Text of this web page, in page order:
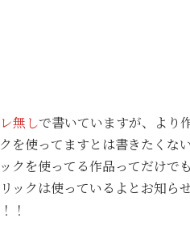
無しで書いていますが、より
を使ってますとは書きたくな
クを使ってる作品ってだけで
ックは使っているよとお知ら
！